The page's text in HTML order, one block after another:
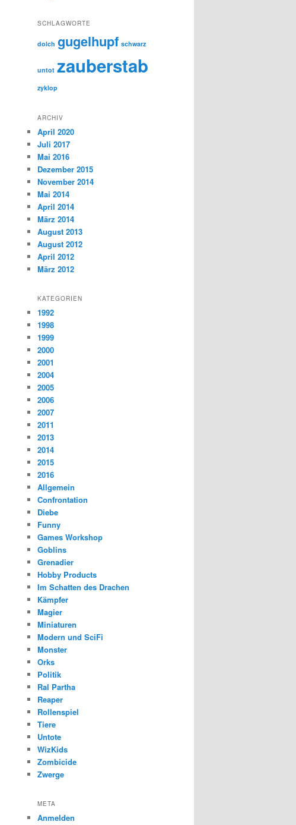
SCHLAGWORTE
dolch gugelhupf schwarz
untot zauberstab
zyklop
ARCHIV
April 2020
Juli 2017
Mai 2016
Dezember 2015
November 2014
Mai 2014
April 2014
März 2014
August 2013
August 2012
April 2012
März 2012
KATEGORIEN
1992
1998
1999
2000
2001
2004
2005
2006
2007
2011
2013
2014
2015
2016
Allgemein
Confrontation
Diebe
Funny
Games Workshop
Goblins
Grenadier
Hobby Products
Im Schatten des Drachen
Kämpfer
Magier
Miniaturen
Modern und SciFi
Monster
Orks
Politik
Ral Partha
Reaper
Rollenspiel
Tiere
Untote
WizKids
Zombicide
Zwerge
META
Anmelden